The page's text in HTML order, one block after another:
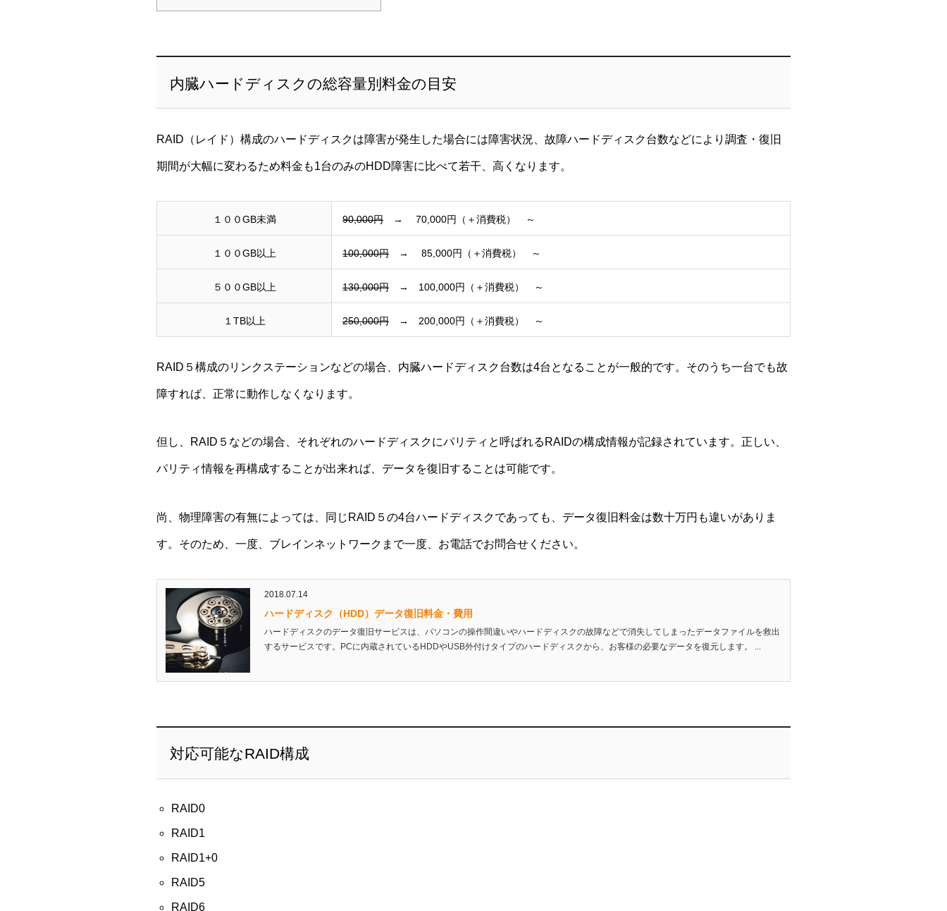
内臓ハードディスクの総容量別料金の目安
RAID（レイド）構成のハードディスクは障害が発生した場合には障害状況、故障ハードディスク台数などにより調査・復旧
期間が大幅に変わるため料金も1台のみのHDD障害に比べて若干、高くなります。
１００GB未満 90,000円 → 70,000円（＋消費税） ～
１００GB以上 100,000円 → 85,000円（＋消費税） ～
５００GB以上 130,000円 → 100,000円（＋消費税） ～
１TB以上 250,000円 → 200,000円（＋消費税） ～
RAID５構成のリンクステーションなどの場合、内臓ハードディスク台数は4台となることが一般的です。そのうち一台でも故
障すれば、正常に動作しなくなります。
但し、RAID５などの場合、それぞれのハードディスクにパリティと呼ばれるRAIDの構成情報が記録されています。正しい、
パリティ情報を再構成することが出来れば、データを復旧することは可能です。
尚、物理障害の有無によっては、同じRAID５の4台ハードディスクであっても、データ復旧料金は数十万円も違いがありま
す。そのため、一度、ブレインネットワークまで一度、お電話でお問合せください。
2018.07.14
ハードディスク（HDD）データ復旧料金・費用
ハードディスクのデータ復旧サービスは、パソコンの操作間違いやハードディスクの故障などで消失してしまったデータファイルを救出
するサービスです。PCに内蔵されているHDDやUSB外付けタイプのハードディスクから、お客様の必要なデータを復元します。 ...
対応可能なRAID構成
RAID0
RAID1
RAID1+0
RAID5
RAID6